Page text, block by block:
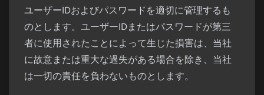
ユーザーIDおよびパスワードを適切に管理するも
のとします。ユーザーIDまたはパスワードが第三
者に使用されたことによって生じた損害は、当社
に故意または重大な過失がある場合を除き、当社
は一切の責任を負わないものとします。